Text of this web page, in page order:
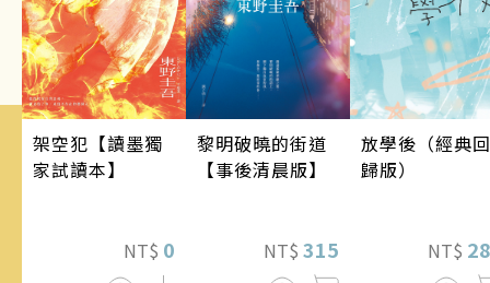
架空犯【讀墨獨
家試讀本】
NT$ 0
黎明破曉的街道
【事後清晨版】
NT$ 315
放學後（經典回
歸版）
NT$